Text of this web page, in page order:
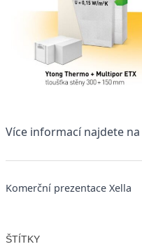
Více informací najdete na
Komerční prezentace Xella
ŠTÍTKY